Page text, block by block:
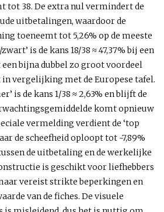
tot 38. De extra nul vermindert de
uitbetalingen, waardoor de
toeneemt tot 5,26% op de meeste
is de kans 18/38 ≈ 47,37% bij een
een bijna dubbel zo groot voordeel
vergelijking met de Europese tafel.
is de kans 1/38 ≈ 2,63% en blijft de
komt opnieuw
vermelding verdient de ‘top
de scheefheid oploopt tot ~7,89%
de uitbetaling en de werkelijke
is geschikt voor liefhebbers
vereist strikte beperkingen en
van de fiches. De visuele